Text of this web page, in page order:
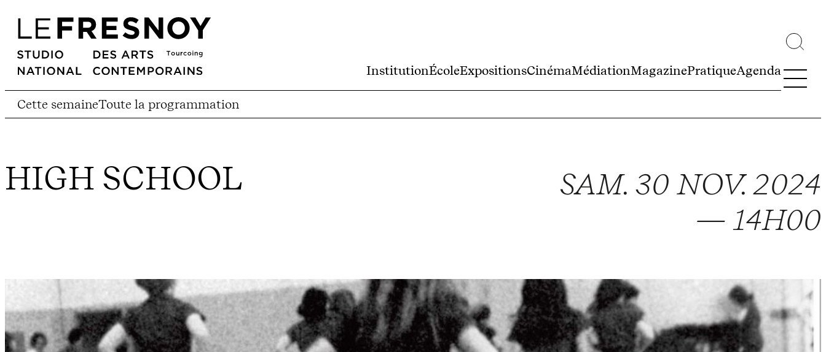
InstitutionÉcoleExpositionsCinémaMédiationMagazinePratiqueAgenda
Cette semaineToute la programmation
HIGH SCHOOL
SAM. 30 NOV. 2024
— 14H00